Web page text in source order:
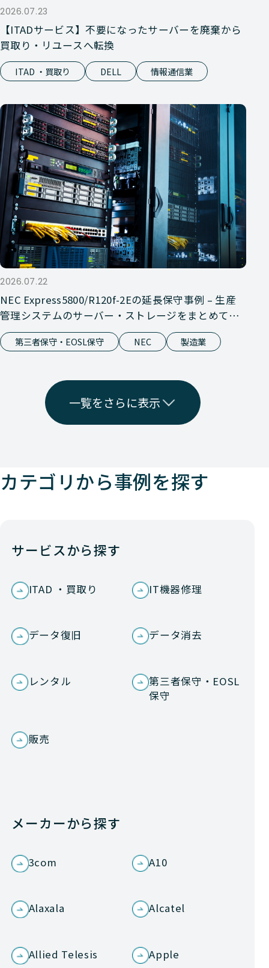
2026.07.23
【ITADサービス】不要になったサーバーを廃棄から
買取り・リユースへ転換
ITAD ・買取り DELL 情報通信業
2026.07.22
NEC Express5800/R120f-2Eの延長保守事例 – 生産
管理システムのサーバー・ストレージをまとめて延
長保守
第三者保守・EOSL保守 NEC 製造業
一覧をさらに表示
カテゴリから事例を探す
サービスから探す
ITAD ・買取り IT機器修理
データ復旧 データ消去
レンタル
第三者保守・EOSL
保守
販売
メーカーから探す
3com A10
Alaxala Alcatel
Allied Telesis Apple